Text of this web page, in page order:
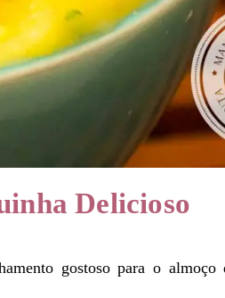
Delicioso
gostoso para o